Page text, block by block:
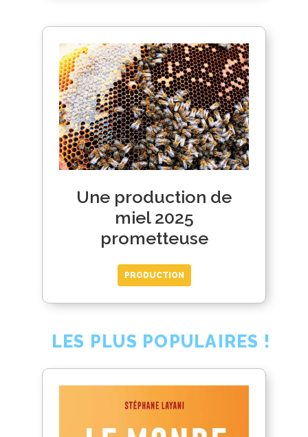
Une production de
miel 2025
prometteuse
PRODUCTION
LES PLUS POPULAIRES !